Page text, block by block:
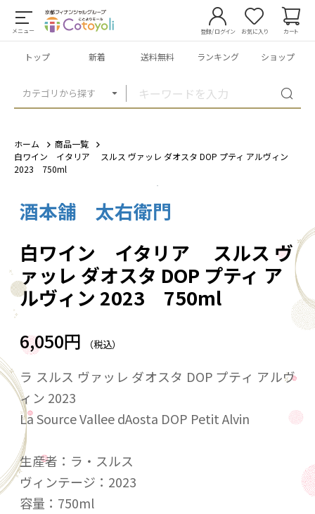
メニュー
カテゴリから探す
登録/ログイン お気に入り カート
トップ 新着 送料無料 ランキング ショップ
ホーム
商品一覧
白ワイン イタリア スルス ヴァッレ ダオスタ DOP プティ アルヴィン
2023 750ml
酒本舗 太右衛門
白ワイン イタリア スルス ヴ
ァッレ ダオスタ DOP プティ ア
ルヴィン 2023 750ml
6,050円 （税込）
ラ スルス ヴァッレ ダオスタ DOP プティ アルヴ
ィン 2023
La Source Vallee dAosta DOP Petit Alvin
生産者：ラ・スルス
ヴィンテージ：2023
容量：750ml